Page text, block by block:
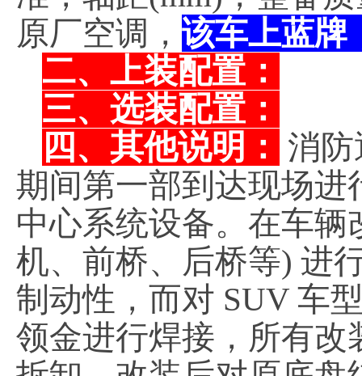
原厂空调， 该车上蓝牌
二、上装配置：
三、选装配置：
四、其他说明：
消
期间第一部到达现场
中心系统设备。在车
机、前桥、后桥等) 进
制动性，而对 SUV 车
领金进行焊接，所有